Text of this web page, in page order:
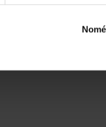
Policy